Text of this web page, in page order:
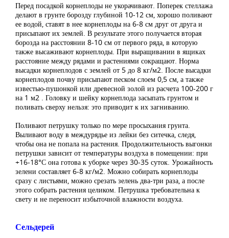
Перед посадкой корнеплоды не укорачивают. Поперек стеллажа
делают в грунте борозду глубиной 10-12 см, хорошо поливают
ее водой, ставят в нее корнеплоды на 6-8 см друг от друга и
присыпают их землей. В результате этого получается вторая
борозда на расстоянии 8-10 см от первого ряда, в которую
также высаживают корнеплоды. При выращивании в ящиках
расстояние между рядами и растениями сокращают. Норма
высадки корнеплодов с землей от 5 до 8 кг/м2. После высадки
корнеплодов почву присыпают песком слоем 0,5 см, а также
известью-пушонкой или древесной золой из расчета 100-200 г
на 1 м2 . Головку и шейку корнеплода засыпать грунтом и
поливать сверху нельзя: это приводит к их загниванию.
Поливают петрушку только по мере просыхания грунта.
Выливают воду в междурядье из лейки без ситечка, следя,
чтобы она не попала на растения. Продолжительность выгонки
петрушки зависит от температуры воздуха в помещении: при
+16-18°С она готова к уборке через 30-35 суток. Урожайность
зелени составляет 6-8 кг/м2. Можно собирать корнеплоды
сразу с листьями, можно срезать зелень два-три раза, а после
этого собрать растения целиком. Петрушка требовательна к
свету и не переносит избыточной влажности воздуха.
Сельдерей